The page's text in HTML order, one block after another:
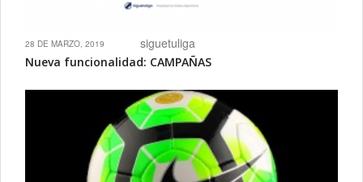
28 DE MARZO, 2019 siguetuliga
Nueva funcionalidad: CAMPAÑAS